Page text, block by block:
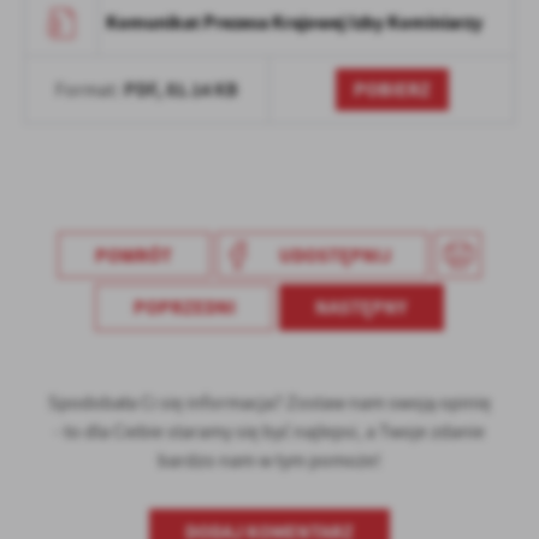
Firmy te działają w charakterze pośredników prezentujących nasze
treści w postaci wiadomości, ofert, komunikatów mediów
Komunikat Prezesa Krajowej Izby Kominiarzy
Format: PDF, 81.14 KB POBIERZ
POWRÓT UDOSTĘPNIJ
POPRZEDNI NASTĘPNY
Spodobała Ci się informacja? Zostaw nam swoją opinię
- to dla Ciebie staramy się być najlepsi, a Twoje zdanie
bardzo nam w tym pomoże!
DODAJ KOMENTARZ